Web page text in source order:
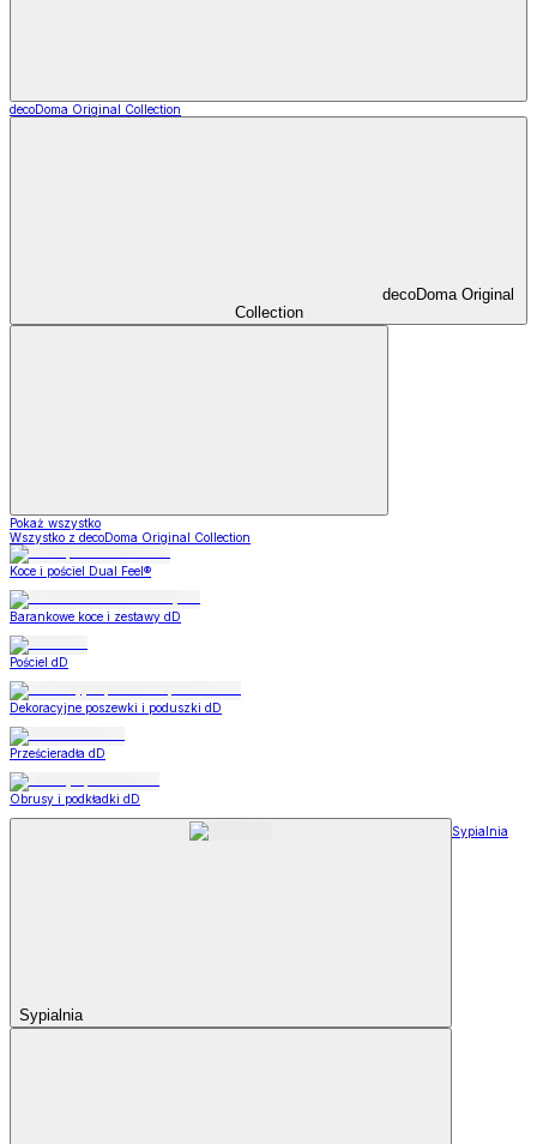
decoDoma Original Collection
decoDoma Original
Collection
Pokaż wszystko
Wszystko z decoDoma Original Collection
Koce i pościel Dual Feel®
Barankowe koce i zestawy dD
Pościel dD
Dekoracyjne poszewki i poduszki dD
Prześcieradła dD
Obrusy i podkładki dD
Sypialnia
Sypialnia